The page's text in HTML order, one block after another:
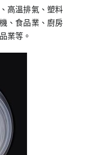
高溫排氣、塑料
、食品業、廚房
業等。